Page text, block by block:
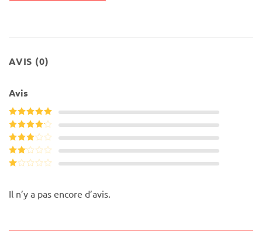
AVIS (0)
Avis
Note5sur
5
Note4
sur 5
Note3
sur 5
Note
sur
5
Il n’y a pas encore d’avis.